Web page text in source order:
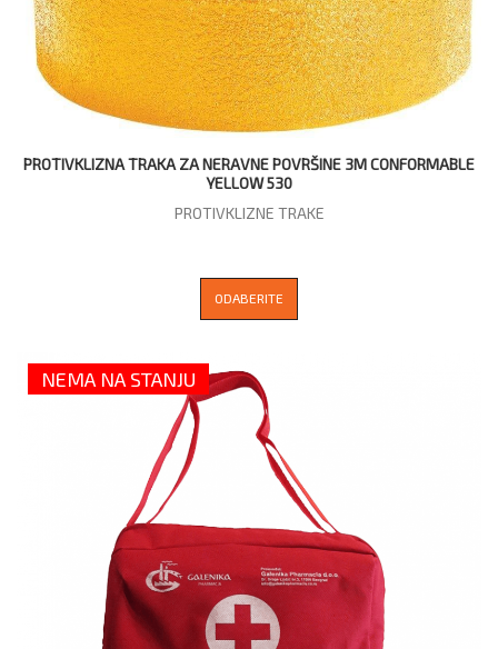
PROTIVKLIZNA TRAKA ZA NERAVNE POVRŠINE 3M CONFORMABLE
YELLOW 530
PROTIVKLIZNE TRAKE
ODABERITE
NEMA NA STANJU